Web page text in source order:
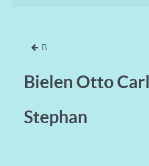
B
Bielen Otto Carl
Stephan